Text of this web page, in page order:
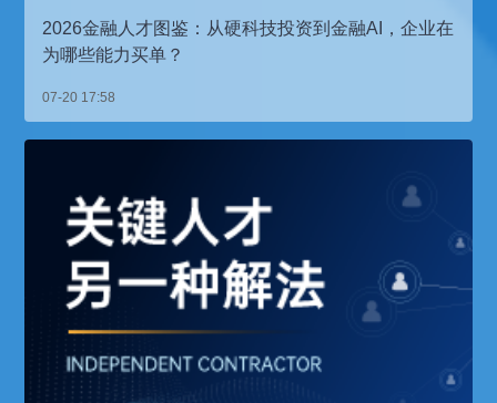
2026金融人才图鉴：从硬科技投资到金融AI，企业在
为哪些能力买单？
07-20 17:58